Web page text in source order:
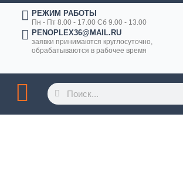
РЕЖИМ РАБОТЫ
Пн - Пт 8.00 - 17.00 Сб 9.00 - 13.00
PENOPLEX36@MAIL.RU
заявки принимаются круглосуточно,
обрабатываются в рабочее время
Поиск
Поиск